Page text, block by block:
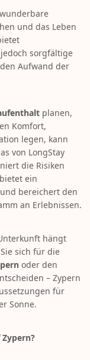
und das Leben
sorgfältige
Aufwand der
planen,
Komfort,
legen, kann
von LongStay
die Risiken
ein
bereichert den
an Erlebnissen.
hängt
sich für die
oder den
– Zypern
für
Sonne.